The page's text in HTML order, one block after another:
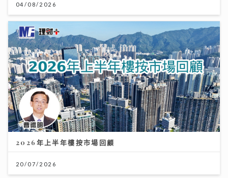
04/08/2026
2026年上半年樓按市場回顧
20/07/2026